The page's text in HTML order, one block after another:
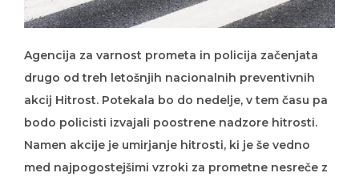
Agencija za varnost prometa in policija začenjata
drugo od treh letošnjih nacionalnih preventivnih
akcij Hitrost. Potekala bo do nedelje, v tem času pa
bodo policisti izvajali poostrene nadzore hitrosti.
Namen akcije je umirjanje hitrosti, ki je še vedno
med najpogostejšimi vzroki za prometne nesreče z